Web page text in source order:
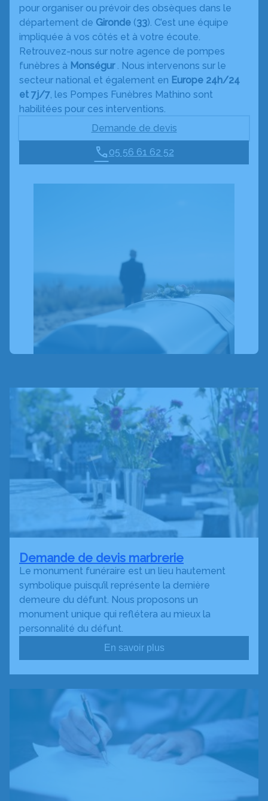
pour organiser ou prévoir des obsèques dans le
département de Gironde (33). C’est une équipe
impliquée à vos côtés et à votre écoute.
Retrouvez-nous sur notre agence de pompes
funèbres à Monségur. Nous intervenons sur le
secteur national et également en Europe 24h/24
et 7j/7 , les Pompes Funèbres Mathino sont
habilitées pour ces interventions.
Demande de devis
05 56 61 62 52
Demande de devis marbrerie
Le monument funéraire est un lieu hautement
symbolique puisqu’il représente la dernière
demeure du défunt. Nous proposons un
monument unique qui reflétera au mieux la
personnalité du défunt.
En savoir plus